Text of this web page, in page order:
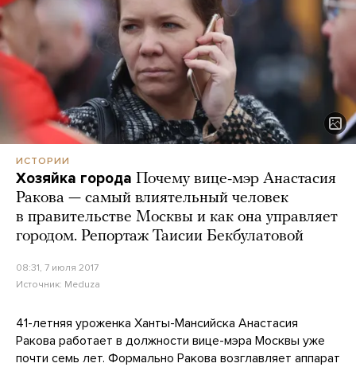
ИСТОРИИ
Хозяйка города Почему вице-мэр Анастасия
Ракова — самый влиятельный человек
в правительстве Москвы и как она управляет
городом. Репортаж Таисии Бекбулатовой
08:31, 7 июля 2017
Источник: Meduza
41-летняя уроженка Ханты-Мансийска Анастасия
Ракова работает в должности вице-мэра Москвы уже
почти семь лет. Формально Ракова возглавляет аппарат